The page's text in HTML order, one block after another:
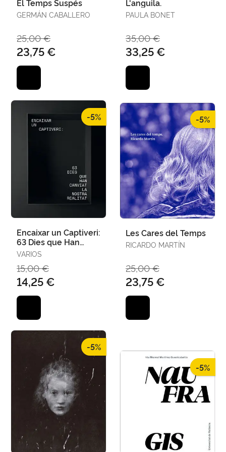
El Temps Suspés
GERMÁN CABALLERO
25,00 €
23,75 €
L'anguila.
PAULA BONET
35,00 €
33,25 €
-5%
Encaixar un Captiveri:
63 Dies que Han
Canviat la Nostra
VARIOS
15,00 €
14,25 €
-5%
Les Cares del Temps
RICARDO MARTÍN
25,00 €
23,75 €
-5%
-5%